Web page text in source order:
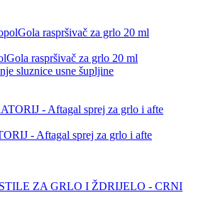
raspršivač za grlo 20 ml
sluznice usne šupljine
- Aftagal sprej za grlo i afte